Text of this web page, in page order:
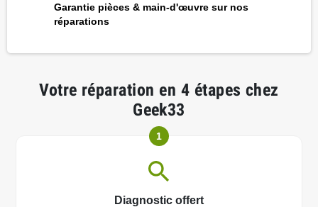
Garantie pièces & main-d'œuvre sur nos
réparations
Votre réparation en 4 étapes chez
Geek33
1
Diagnostic offert